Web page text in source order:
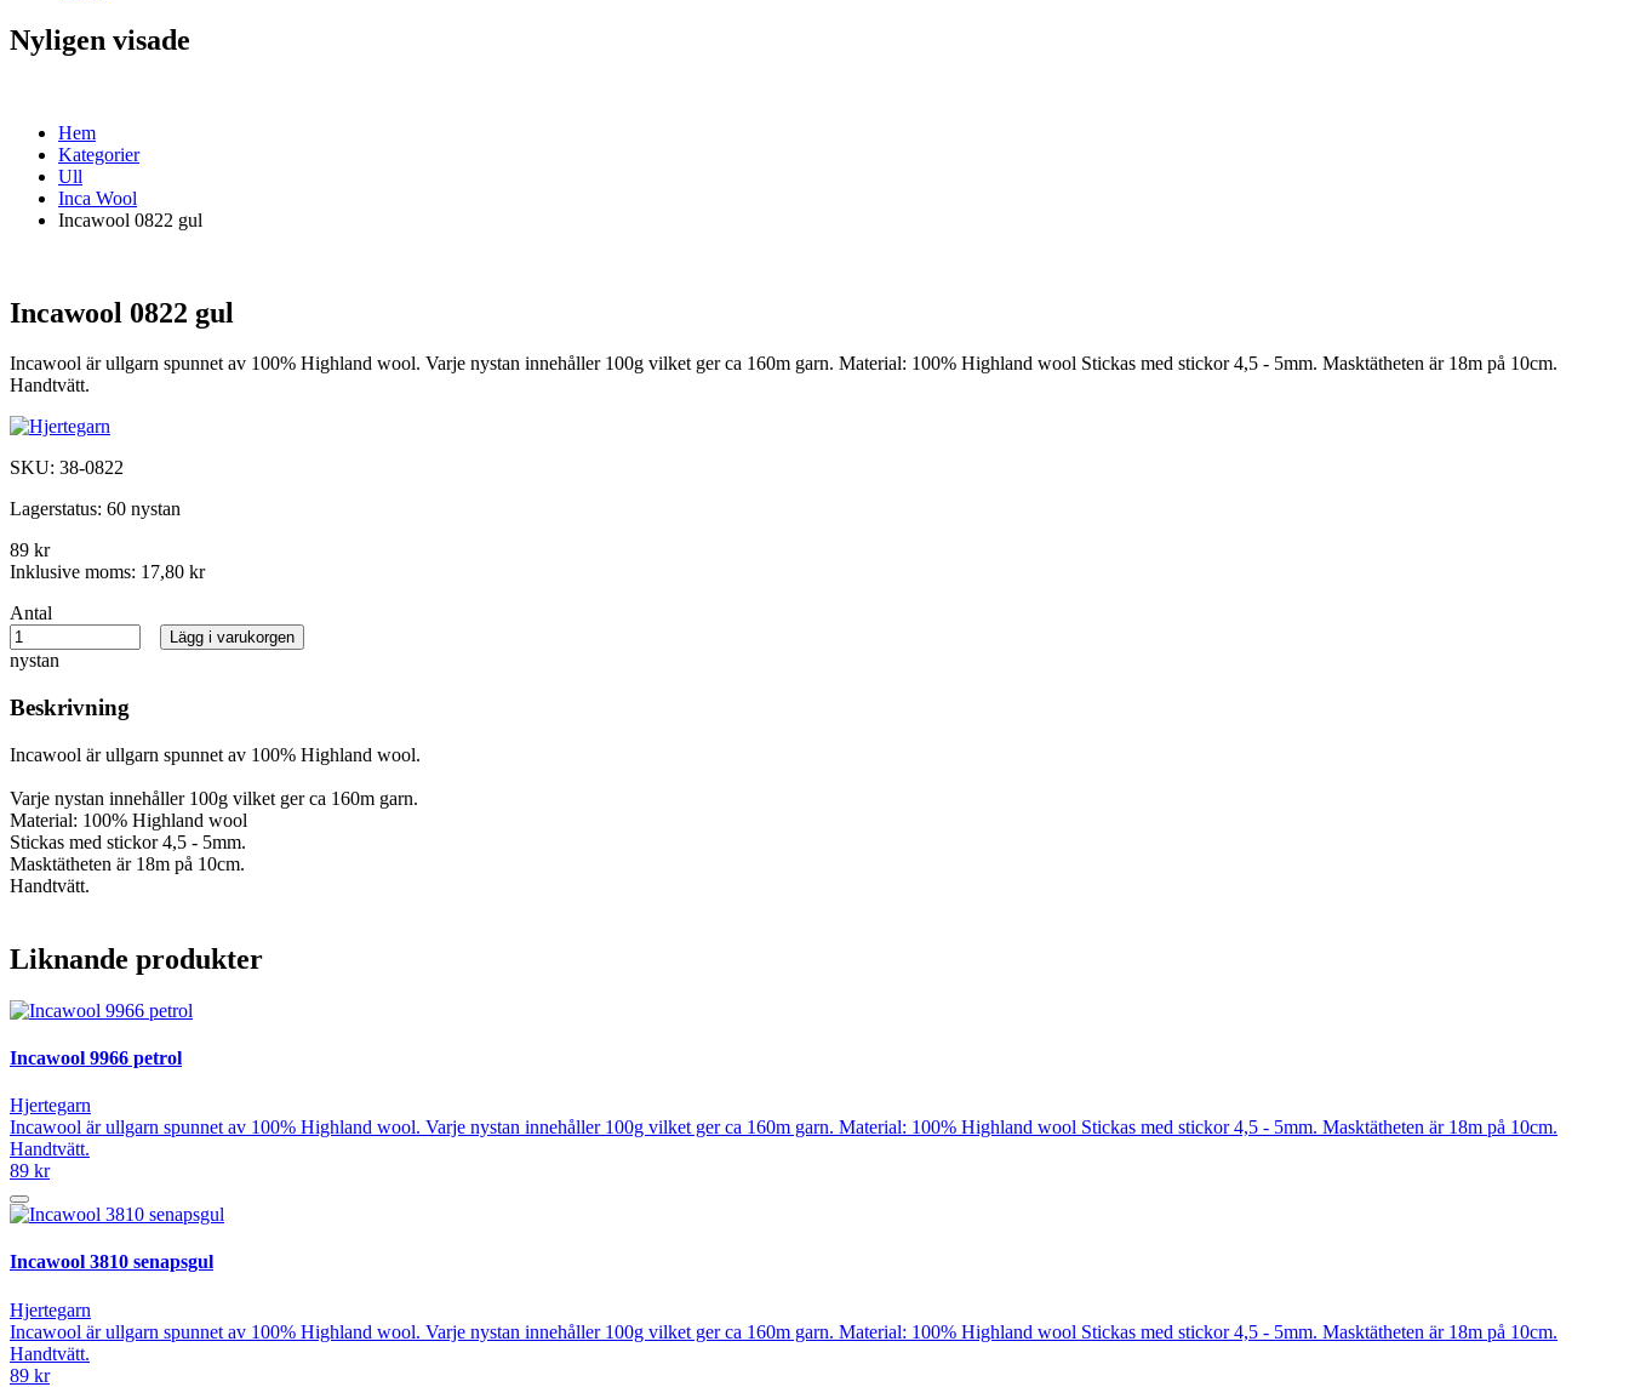
Nyligen visade
Hem
Kategorier
Ull
Inca Wool
Incawool 0822 gul
Incawool 0822 gul
Incawool är ullgarn spunnet av 100% Highland wool. Varje nystan innehåller 100g vilket ger ca 160m garn. Material: 100% Highland wool Stickas med stickor 4,5 - 5mm. Masktätheten är 18m på 10cm.
Handtvätt.
SKU: 38-0822
Lagerstatus: 60 nystan
89 kr
Inklusive moms: 17,80 kr
Antal
nystan
Lägg i varukorgen
Beskrivning
Incawool är ullgarn spunnet av 100% Highland wool.
Varje nystan innehåller 100g vilket ger ca 160m garn.
Material: 100% Highland wool
Stickas med stickor 4,5 - 5mm.
Masktätheten är 18m på 10cm.
Handtvätt.
Liknande produkter
Incawool 9966 petrol
Hjertegarn
Incawool är ullgarn spunnet av 100% Highland wool. Varje nystan innehåller 100g vilket ger ca 160m garn. Material: 100% Highland wool Stickas med stickor 4,5 - 5mm. Masktätheten är 18m på 10cm.
Handtvätt.
89 kr
Incawool 3810 senapsgul
Hjertegarn
Incawool är ullgarn spunnet av 100% Highland wool. Varje nystan innehåller 100g vilket ger ca 160m garn. Material: 100% Highland wool Stickas med stickor 4,5 - 5mm. Masktätheten är 18m på 10cm.
Handtvätt.
89 kr